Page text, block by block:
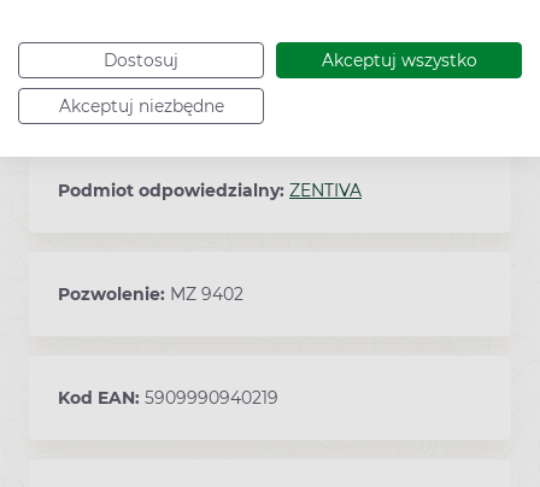
Dostosuj Akceptuj wszystko
Akceptuj niezbędne
Sposób przechowywania:
Podmiot odpowiedzialny: ZENTIVA
Pozwolenie: MZ 9402
Kod EAN: 5909990940219